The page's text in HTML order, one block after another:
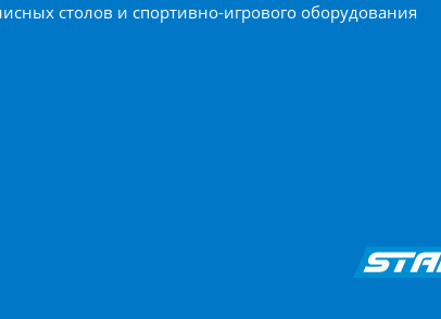
столов и спортивно-игрового оборудования